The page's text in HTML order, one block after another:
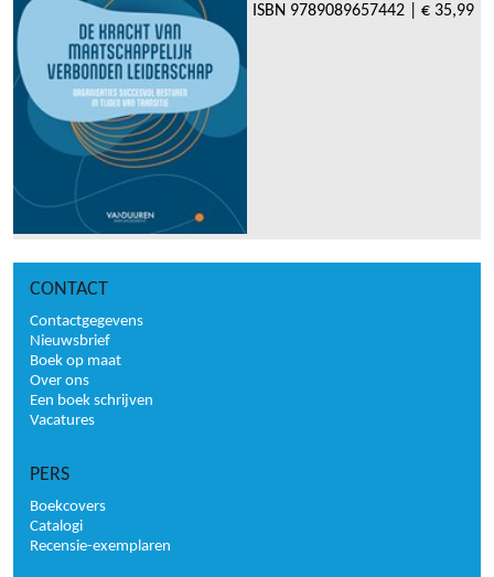
ISBN 9789089657442 € 35,99
CONTACT
Contactgegevens
Nieuwsbrief
Boek op maat
Over ons
Een boek schrijven
Vacatures
PERS
Boekcovers
Catalogi
Recensie-exemplaren